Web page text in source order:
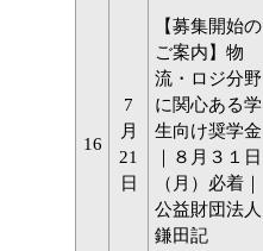
16
7
月
21
日
【募集開始の
ご案内】物
流・ロジ分野
に関心ある学
生向け奨学金
｜８月３１日
（月）必着｜
公益財団法人
鎌田記